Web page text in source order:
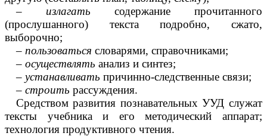
– излагать содержание прочитанного
(прослушанного) текста подробно, сжато,
выборочно;
– пользоваться словарями, справочниками;
– осуществлять анализ и синтез;
– устанавливать причинно-следственные связи;
– строить рассуждения.
Средством развития познавательных УУД служат
тексты учебника и его методический аппарат;
технология продуктивного чтения.